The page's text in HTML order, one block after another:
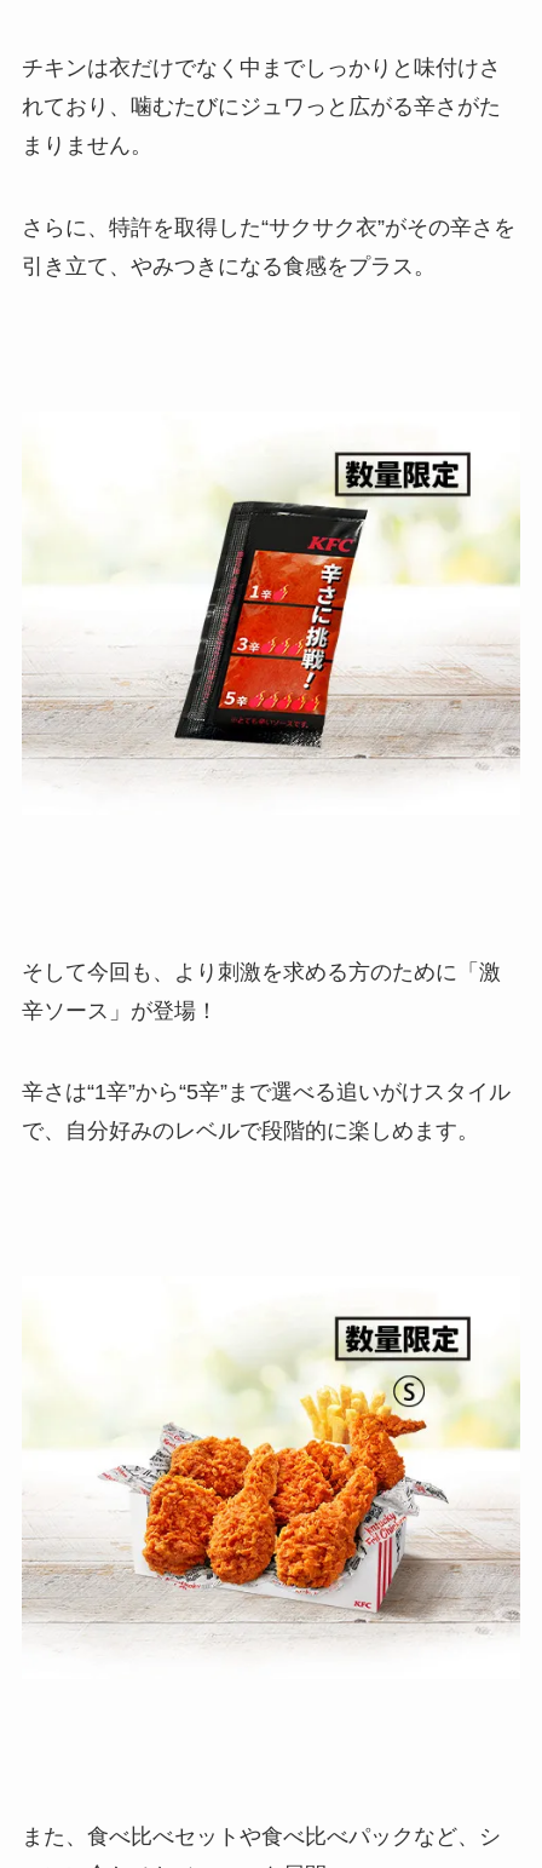
チキンは衣だけでなく中までしっかりと味付けさ
れており、噛むたびにジュワっと広がる辛さがた
まりません。
さらに、特許を取得した“サクサク衣”がその辛さを
引き立て、やみつきになる食感をプラス。
そして今回も、より刺激を求める方のために「激
辛ソース」が登場！
辛さは“1辛”から“5辛”まで選べる追いがけスタイル
で、自分好みのレベルで段階的に楽しめます。
また、食べ比べセットや食べ比べパックなど、シ